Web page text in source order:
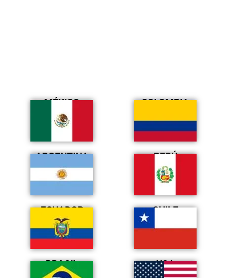
MÉXICO COLOMBIA
ARGENTINA PERÚ
ECUADOR CHILE
BRASIL USA